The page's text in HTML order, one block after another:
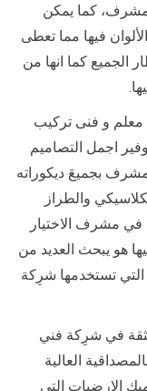
بمشرف، كما يمكن
فيها مما تعطى
كما انها من
معلم و فنى تركيب
اجمل التصاميم
بجميعَ ديكوراته
والطراز
في مشرف الاختيار
هو يبحث العديد من
تستخدمها شرِكة
في شرِكة فني
العالية
الارضيات التي